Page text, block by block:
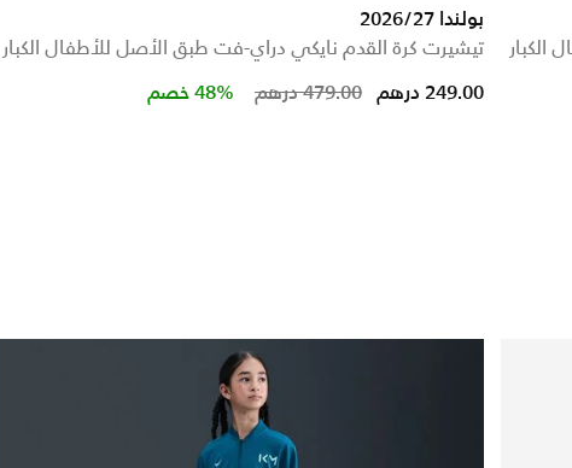
بولندا 2026/27
تيشيرت كرة القدم نايكي دراي-فت طبق الأصل للأطفال الكبار
Price reduced from
479.00 درهم to 249.00 درهم 48% خصم